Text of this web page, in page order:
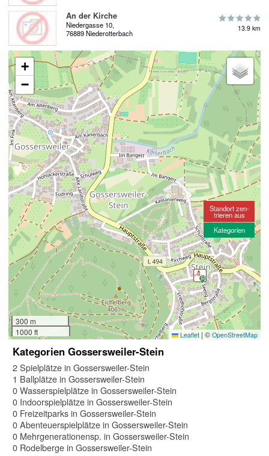
An der Kirche
Niedergasse 10,
76889 Niederotterbach
13.9 km
+
−
300 m
1000 ft
Leaflet | © OpenStreetMap
Standort zen-
trieren aus
Kategorien
Kategorien Gossersweiler-Stein
2 Spielplätze in Gossersweiler-Stein
1 Ballplätze in Gossersweiler-Stein
0 Wasserspielplätze in Gossersweiler-Stein
0 Indoorspielplätze in Gossersweiler-Stein
0 Freizeitparks in Gossersweiler-Stein
0 Abenteuerspielplätze in Gossersweiler-Stein
0 Mehrgenerationensp. in Gossersweiler-Stein
0 Rodelberge in Gossersweiler-Stein